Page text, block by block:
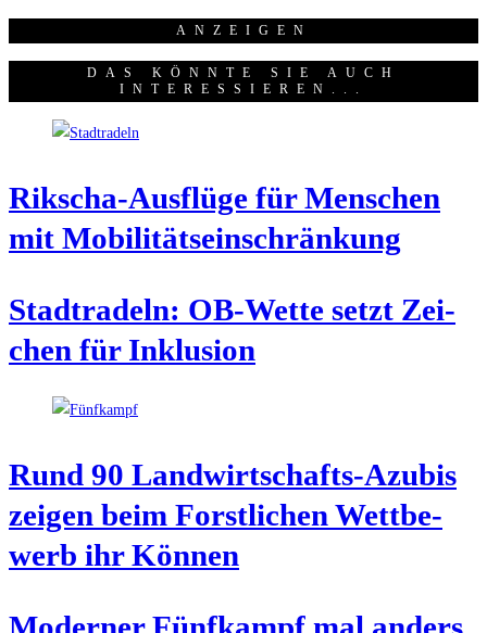
ANZEI­GEN
DAS KÖNNTE SIE AUCH
INTERESSIEREN...
Rik­scha-Aus­flü­ge für Men­schen
mit Mobilitätseinschränkung
Stadt­ra­deln: OB-Wet­te setzt Zei­
chen für Inklusion
Rund 90 Land­wirt­schafts-Azu­bis
zei­gen beim Forst­li­chen Wett­be­
werb ihr Können
Moder­ner Fünf­kampf mal anders